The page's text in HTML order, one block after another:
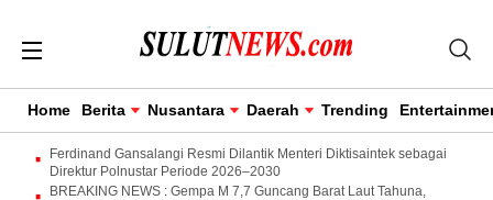
Home Berita Nusantara Daerah Trending
Ferdinand Gansalangi Resmi Dilantik Menteri Diktisaintek sebagai
Direktur Polnustar Periode 2026–2030
BREAKING NEWS : Gempa M 7,7 Guncang Barat Laut Tahuna,